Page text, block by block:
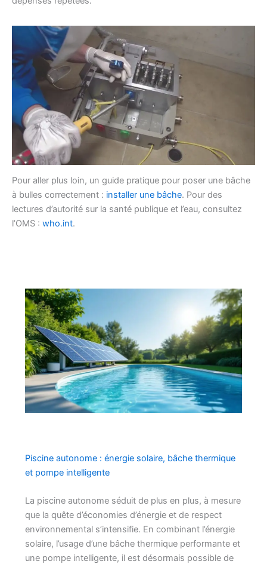
Pour aller plus loin, un guide pratique pour poser une bâche
à bulles correctement : installer une bâche. Pour des
lectures d’autorité sur la santé publique et l’eau, consultez
l’OMS : who.int.
Piscine autonome : énergie solaire, bâche thermique
et pompe intelligente
La piscine autonome séduit de plus en plus, à mesure
que la quête d’économies d’énergie et de respect
environnemental s’intensifie. En combinant l’énergie
solaire, l’usage d’une bâche thermique performante et
une pompe intelligente, il est désormais possible de